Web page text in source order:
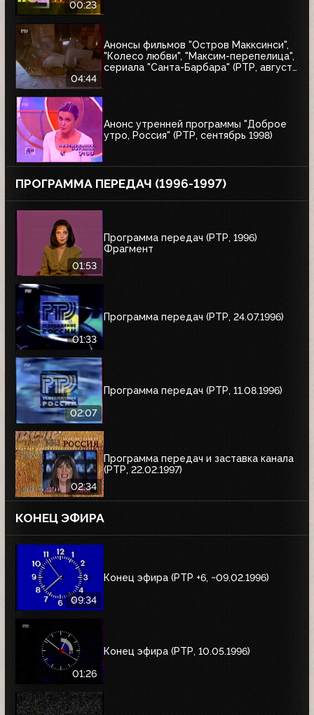
00:23
04:44
Анонсы фильмов "Остров Макксинси",
"Колесо любви", "Максим-перепелица",
сериала "Санта-Барбара" (РТР, август
Анонс утренней программы "Доброе
утро, Россия" (РТР, сентябрь 1998)
ПРОГРАММА ПЕРЕДАЧ (1996-1997)
01:53
Программа передач (РТР, 1996)
Фрагмент
01:33
Программа передач (РТР, 24.07.1996)
02:07
Программа передач (РТР, 11.08.1996)
02:34
Программа передач и заставка канала
(РТР, 22.02.1997)
КОНЕЦ ЭФИРА
09:34
Конец эфира (РТР +6, ~09.02.1996)
01:26
Конец эфира (РТР, 10.05.1996)